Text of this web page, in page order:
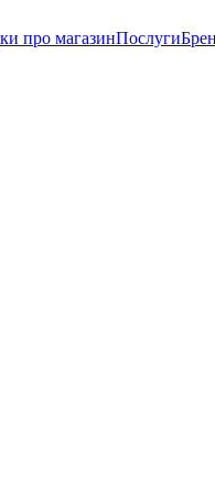
про магазинПослуги